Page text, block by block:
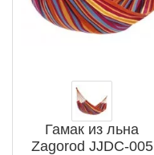
Гамак из льна
Zagorod JJDC-005